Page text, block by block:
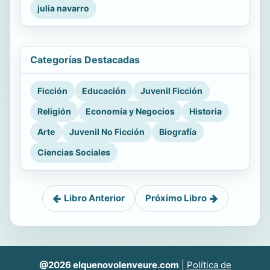
julia navarro
Categorías Destacadas
Ficción Educación
Juvenil Ficción
Religión
Economía y Negocios
Historia
Arte
Juvenil No Ficción
Biografía
Ciencias Sociales
Libro Anterior Próximo Libro
@2026 elquenovolenveure.com Política de